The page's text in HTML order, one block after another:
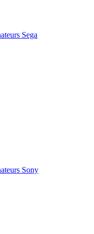
Sega
Sony